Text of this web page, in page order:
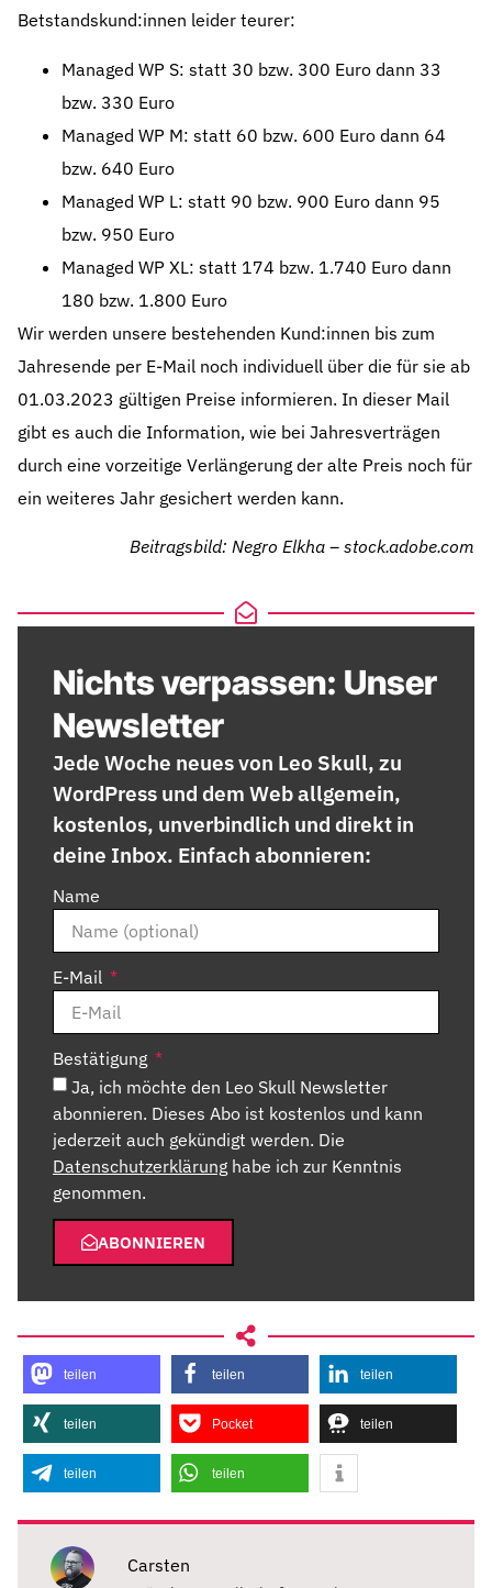
Betstandskund:innen leider teurer:
Managed WP S: statt 30 bzw. 300 Euro dann 33
bzw. 330 Euro
Managed WP M: statt 60 bzw. 600 Euro dann 64
bzw. 640 Euro
Managed WP L: statt 90 bzw. 900 Euro dann 95
bzw. 950 Euro
Managed WP XL: statt 174 bzw. 1.740 Euro dann
180 bzw. 1.800 Euro
Wir werden unsere bestehenden Kund:innen bis zum
Jahresende per E-Mail noch individuell über die für sie ab
01.03.2023 gültigen Preise informieren. In dieser Mail
gibt es auch die Information, wie bei Jahresverträgen
durch eine vorzeitige Verlängerung der alte Preis noch für
ein weiteres Jahr gesichert werden kann.
Beitragsbild: Negro Elkha – stock.adobe.com
Nichts verpassen: Unser
Newsletter
Jede Woche neues von Leo Skull, zu
WordPress und dem Web allgemein,
kostenlos, unverbindlich und direkt in
deine Inbox. Einfach abonnieren:
Name
E-Mail
Bestätigung
Ja, ich möchte den Leo Skull Newsletter
abonnieren. Dieses Abo ist kostenlos und kann
jederzeit auch gekündigt werden. Die
Datenschutzerklärung habe ich zur Kenntnis
genommen.
ABONNIEREN
teilen teilen teilen
teilen Pocket teilen
teilen teilen
Carsten